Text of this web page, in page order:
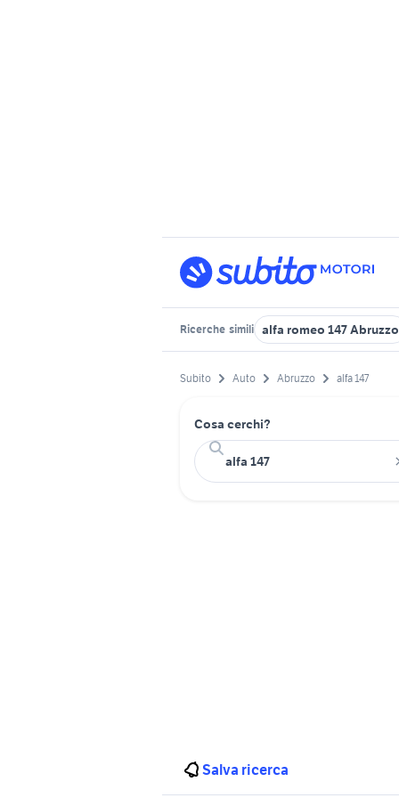
Ricerche simili alfa romeo 147 Abruzzo
Subito Auto Abruzzo alfa 147
Cosa cerchi?
Salva ricerca